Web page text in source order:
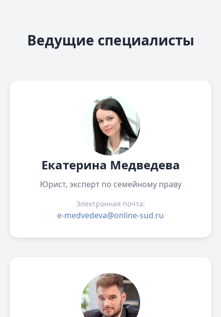
Ведущие специалисты
Екатерина Медведева
Юрист, эксперт по семейному праву
Электронная почта:
e-medvedeva@online-sud.ru